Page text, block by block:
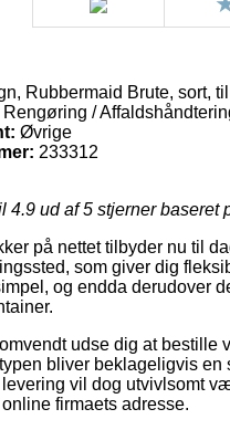
Rubbermaid Brute, sort,
Rengøring /
Øvrige
233312
4.9 ud af 5 stjerner baseret
på nettet tilbyder nu til
som giver dig
og endda derudover
udse dig at bestille
bliver beklageligvis
levering vil dog utvivlsomt
firmaets adresse.